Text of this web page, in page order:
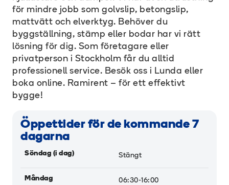
för mindre jobb som golvslip, betongslip,
mattvätt och elverktyg. Behöver du
byggställning, stämp eller bodar har vi rätt
lösning för dig. Som företagare eller
privatperson i Stockholm får du alltid
professionell service. Besök oss i Lunda eller
boka online. Ramirent – för ett effektivt
bygge!
Öppettider för de kommande 7
dagarna
Söndag (i dag) Stängt
Måndag 06:30-16:00